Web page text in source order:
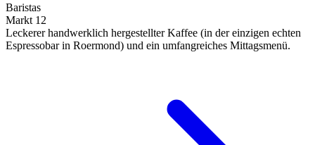
Baristas
Markt 12
Leckerer handwerklich hergestellter Kaffee (in der einzigen echten
Espressobar in Roermond) und ein umfangreiches Mittagsmenü.